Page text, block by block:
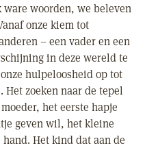
woorden, we beleven
onze kiem tot
– een vader en een
in deze wereld te
hulpeloosheid op tot
Het zoeken naar de tepel
het eerste hapje
geven wil, het kleine
Het kind dat aan de